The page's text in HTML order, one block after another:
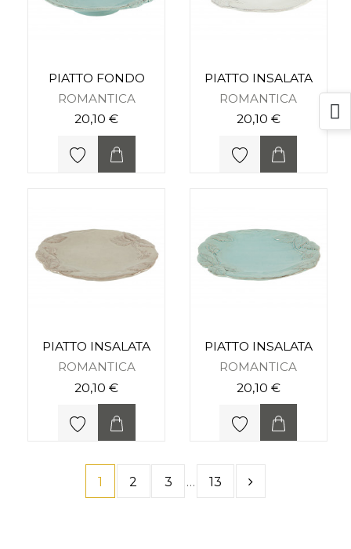
PIATTO FONDO
ROMANTICA
20,10 €
PIATTO INSALATA
ROMANTICA
20,10 €
PIATTO INSALATA
ROMANTICA
20,10 €
PIATTO INSALATA
ROMANTICA
20,10 €
1 2 3 … 13